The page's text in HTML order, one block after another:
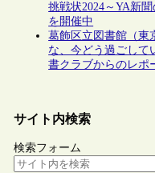
挑戦状2024～YA新聞
を開催中
葛飾区立図書館（東
な、今どう過ごして
書クラブからのレポ
サイト内検索
検索フォーム